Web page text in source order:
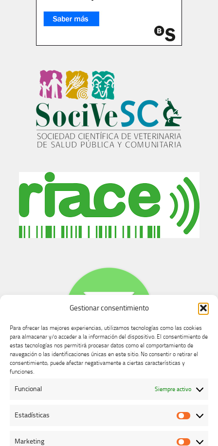
Gestionar consentimiento
Para ofrecer las mejores experiencias, utilizamos tecnologías como las cookies
para almacenar y/o acceder a la información del dispositivo. El consentimiento de
estas tecnologías nos permitirá procesar datos como el comportamiento de
navegación o las identificaciones únicas en este sitio. No consentir o retirar el
consentimiento, puede afectar negativamente a ciertas características y
funciones.
Funcional Siempre activo
Estadísticas
Marketing
Buzón de dudas, quejas y sugerencias